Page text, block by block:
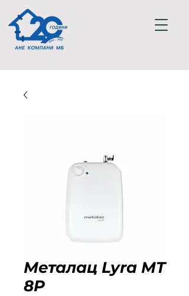
Металац Lyra MT
8P